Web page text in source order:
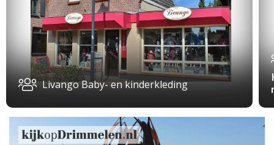
Livango Baby- en kinderkleding